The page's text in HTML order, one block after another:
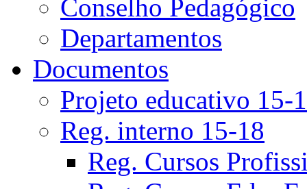
Conselho Pedagógico
Departamentos
Documentos
Projeto educativo 15-
Reg. interno 15-18
Reg. Cursos